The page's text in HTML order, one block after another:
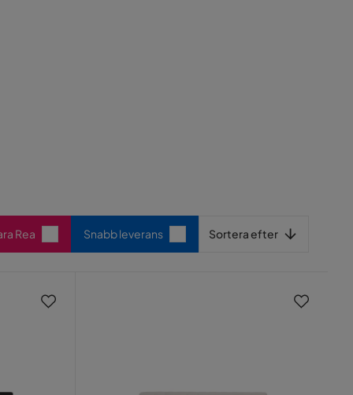
Rea Snabb leverans Sortera efter